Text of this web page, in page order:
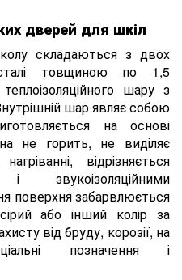
дверей для шкіл
складаються з двох
сталі товщиною по 1,5
шару з
шар являє собою
на основі
не горить, не виділяє
відрізняється
поверхня забарвлюється
або інший колір за
від бруду, корозії, на
позначення і